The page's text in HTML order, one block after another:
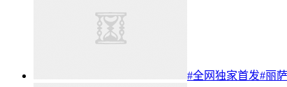
#全网独家首发#丽